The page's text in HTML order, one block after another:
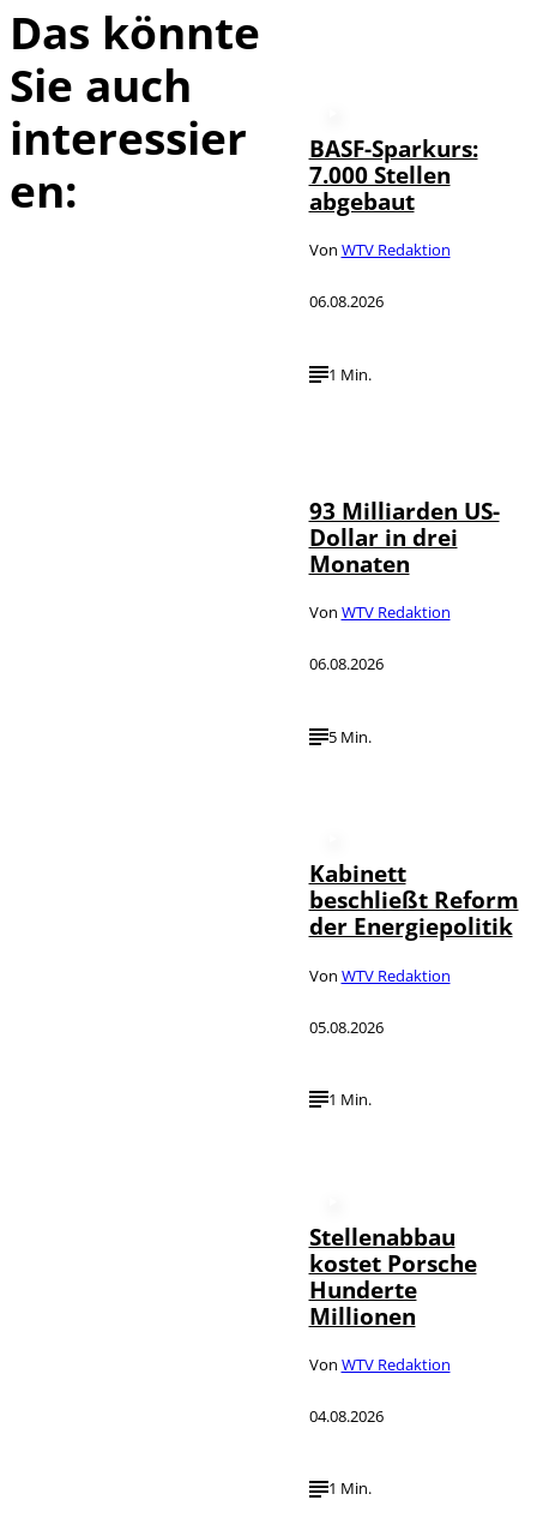
Das könnte
Sie auch
interessier
en:
BASF-Sparkurs:
7.000 Stellen
abgebaut
Von WTV Redaktion
06.08.2026
1 Min.
93 Milliarden US-
Dollar in drei
Monaten
Von WTV Redaktion
06.08.2026
5 Min.
Kabinett
beschließt Reform
der Energiepolitik
Von WTV Redaktion
05.08.2026
1 Min.
Stellenabbau
kostet Porsche
Hunderte
Millionen
Von WTV Redaktion
04.08.2026
1 Min.